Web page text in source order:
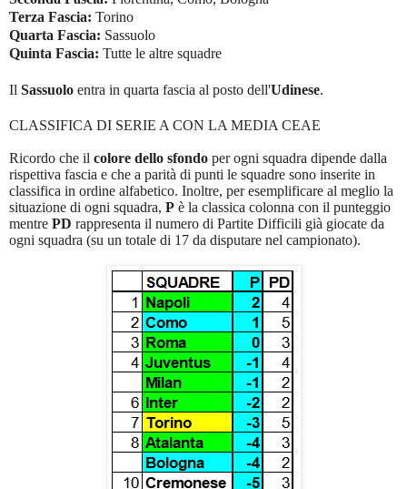
Terza Fascia: Torino
Quarta Fascia: Sassuolo
Quinta Fascia: Tutte le altre squadre
Il Sassuolo entra in quarta fascia al posto dell'Udinese.
CLASSIFICA DI SERIE A CON LA MEDIA CEAE
Ricordo che il colore dello sfondo per ogni squadra dipende dalla
rispettiva fascia e che a parità di punti le squadre sono inserite in
classifica in ordine alfabetico. Inoltre, per esemplificare al meglio la
situazione di ogni squadra, P è la classica colonna con il punteggio
mentre PD rappresenta il numero di Partite Difficili già giocate da
ogni squadra (su un totale di 17 da disputare nel campionato).